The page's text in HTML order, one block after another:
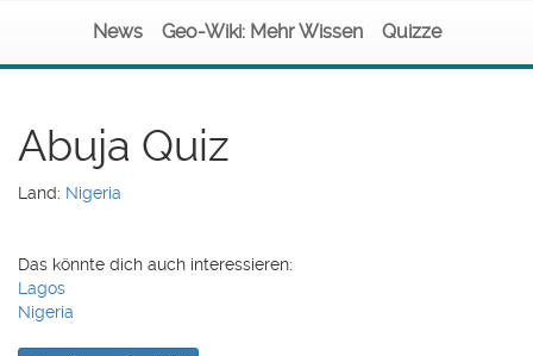
News Geo-Wiki: Mehr Wissen Quizze
Abuja Quiz
Land: Nigeria
Das könnte dich auch interessieren:
Lagos
Nigeria